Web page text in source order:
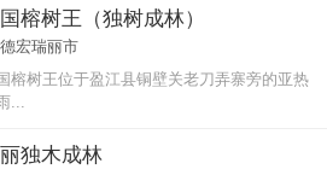
榕树王（独树成林）
德宏瑞丽市
榕树王位于盈江县铜壁关老刀弄寨旁的亚热
...
独木成林